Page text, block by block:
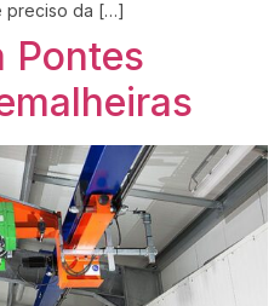
preciso da […]
Pontes